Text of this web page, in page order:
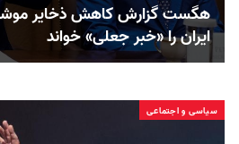
هگست گزارش کاهش ذخایر
ایران را «خبر جعلی» خواند
سیاسی و اجتماعی